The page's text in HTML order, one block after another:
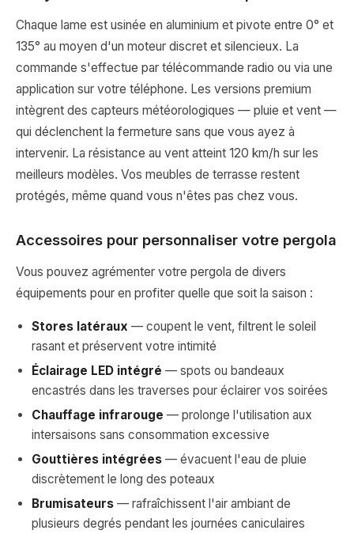
Chaque lame est usinée en aluminium et pivote entre 0° et
135° au moyen d'un moteur discret et silencieux. La
commande s'effectue par télécommande radio ou via une
application sur votre téléphone. Les versions premium
intègrent des capteurs météorologiques — pluie et vent —
qui déclenchent la fermeture sans que vous ayez à
intervenir. La résistance au vent atteint 120 km/h sur les
meilleurs modèles. Vos meubles de terrasse restent
protégés, même quand vous n'êtes pas chez vous.
Accessoires pour personnaliser votre pergola
Vous pouvez agrémenter votre pergola de divers
équipements pour en profiter quelle que soit la saison :
Stores latéraux — coupent le vent, filtrent le soleil
rasant et préservent votre intimité
Éclairage LED intégré — spots ou bandeaux
encastrés dans les traverses pour éclairer vos soirées
Chauffage infrarouge — prolonge l'utilisation aux
intersaisons sans consommation excessive
Gouttières intégrées — évacuent l'eau de pluie
discrètement le long des poteaux
Brumisateurs — rafraîchissent l'air ambiant de
plusieurs degrés pendant les journées caniculaires